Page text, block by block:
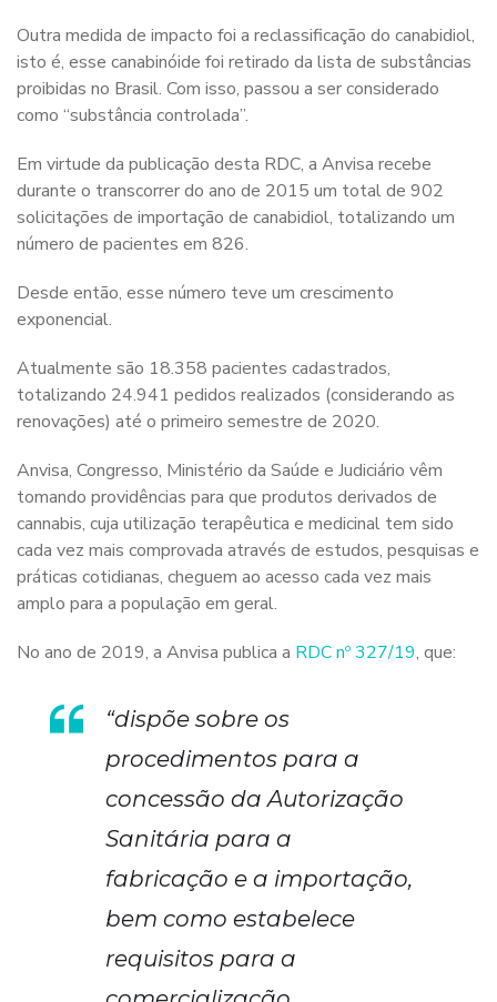
Outra medida de impacto foi a reclassificação do canabidiol,
isto é, esse canabinóide foi retirado da lista de substâncias
proibidas no Brasil. Com isso, passou a ser considerado
como “substância controlada”.
Em virtude da publicação desta RDC, a Anvisa recebe
durante o transcorrer do ano de 2015 um total de 902
solicitações de importação de canabidiol, totalizando um
número de pacientes em 826.
Desde então, esse número teve um crescimento
exponencial.
Atualmente são 18.358 pacientes cadastrados,
totalizando 24.941 pedidos realizados (considerando as
renovações) até o primeiro semestre de 2020.
Anvisa, Congresso, Ministério da Saúde e Judiciário vêm
tomando providências para que produtos derivados de
cannabis, cuja utilização terapêutica e medicinal tem sido
cada vez mais comprovada através de estudos, pesquisas e
práticas cotidianas, cheguem ao acesso cada vez mais
amplo para a população em geral.
No ano de 2019, a Anvisa publica a RDC nº 327/19, que:
“dispõe sobre os
procedimentos para a
concessão da Autorização
Sanitária para a
fabricação e a importação,
bem como estabelece
requisitos para a